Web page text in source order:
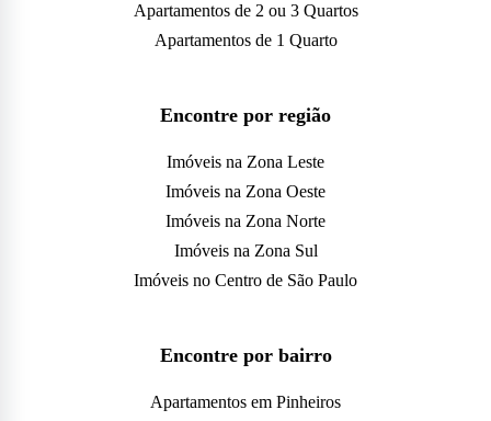
Apartamentos de 2 ou 3 Quartos
Apartamentos de 1 Quarto
Encontre por região
Imóveis na Zona Leste
Imóveis na Zona Oeste
Imóveis na Zona Norte
Imóveis na Zona Sul
Imóveis no Centro de São Paulo
Encontre por bairro
Apartamentos em Pinheiros